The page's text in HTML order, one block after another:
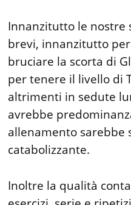
Innanzitutto le nostre
brevi, innanzitutto
bruciare la scorta di
per tenere il livello di
altrimenti in sedute
avrebbe
allenamento sarebbe
catabolizzante.
Inoltre la qualità